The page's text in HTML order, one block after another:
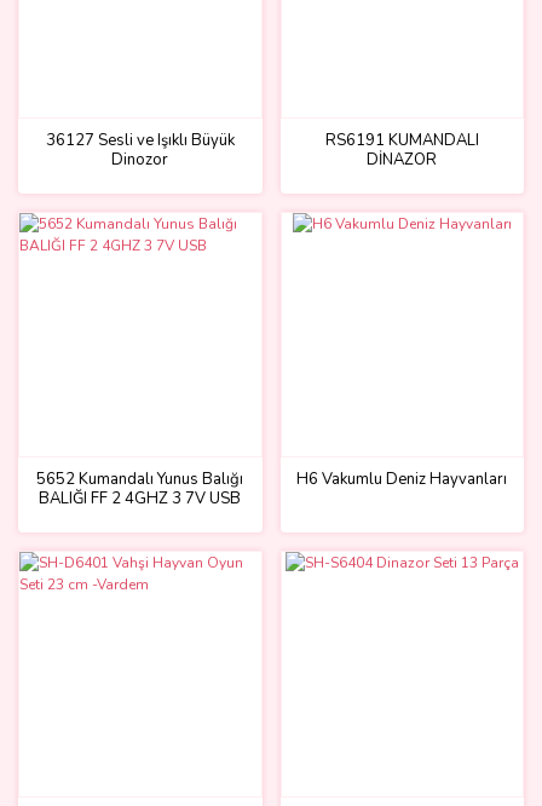
36127 Sesli ve Işıklı Büyük
Dinozor
RS6191 KUMANDALI
DİNAZOR
5652 Kumandalı Yunus Balığı
BALIĞI FF 2 4GHZ 3 7V USB
H6 Vakumlu Deniz Hayvanları